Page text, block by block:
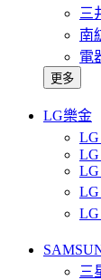
三
南
電
更多
LG樂金
LG
LG
LG
LG
LG
三